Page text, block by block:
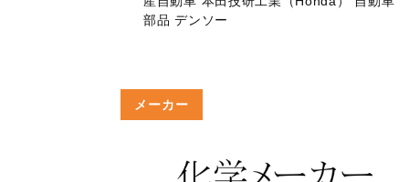
部品 デンソー
メーカー